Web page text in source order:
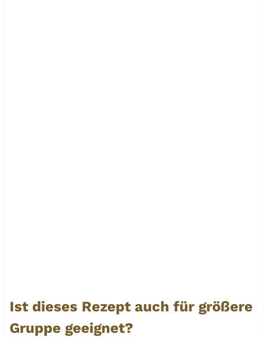
Ist dieses Rezept auch für größere
Gruppe geeignet?